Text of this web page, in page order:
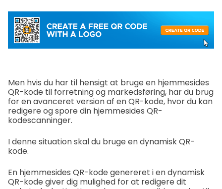
Men hvis du har til hensigt at bruge en hjemmesides
QR-kode til forretning og markedsføring, har du brug
for en avanceret version af en QR-kode, hvor du kan
redigere og spore din hjemmesides QR-
kodescanninger.
I denne situation skal du bruge en dynamisk QR-
kode.
En hjemmesides QR-kode genereret i en dynamisk
QR-kode giver dig mulighed for at redigere dit